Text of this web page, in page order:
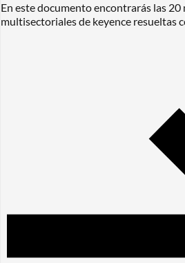
En este documento encontrarás las
multisectoriales de keyence resueltas